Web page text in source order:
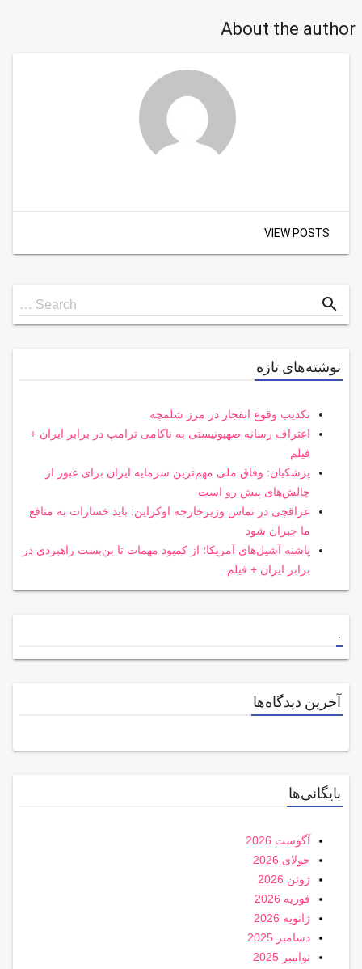
About the author
VIEW POSTS
Search
for
Search … search
نوشته‌های تازه
تکذیب وقوع انفجار در مرز شلمچه
اعتراف رسانه صهیونیستی به ناکامی ترامپ در برابر ایران +
فیلم
پزشکیان: وفاق ملی مهم‌ترین سرمایه ایران برای عبور از
چالش‌های پیش رو است
عراقچی در تماس وزیرخارجه اوکراین: باید خسارات به منافع
ما جبران شود
پاشنه آشیل‌های آمریکا؛ از کمبود مهمات تا بن‌بست راهبردی در
برابر ایران + فیلم
.
آخرین دیدگاه‌ها
بایگانی‌ها
آگوست 2026
جولای 2026
ژوئن 2026
فوریه 2026
ژانویه 2026
دسامبر 2025
نوامبر 2025